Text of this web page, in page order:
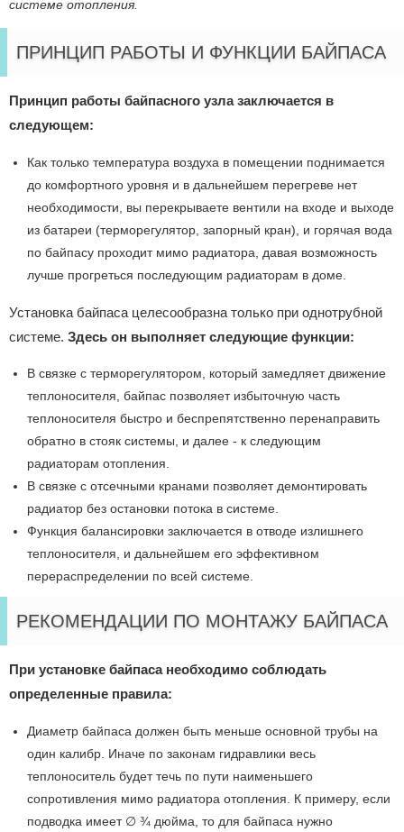
системе отопления.
ПРИНЦИП РАБОТЫ И ФУНКЦИИ БАЙПАСА
Принцип работы байпасного узла заключается в
следующем:
Как только температура воздуха в помещении поднимается
до комфортного уровня и в дальнейшем перегреве нет
необходимости, вы перекрываете вентили на входе и выходе
из батареи (терморегулятор, запорный кран), и горячая вода
по байпасу проходит мимо радиатора, давая возможность
лучше прогреться последующим радиаторам в доме.
Установка байпаса целесообразна только при однотрубной
системе. Здесь он выполняет следующие функции:
В связке с терморегулятором, который замедляет движение
теплоносителя, байпас позволяет избыточную часть
теплоносителя быстро и беспрепятственно перенаправить
обратно в стояк системы, и далее - к следующим
радиаторам отопления.
В связке с отсечными кранами позволяет демонтировать
радиатор без остановки потока в системе.
Функция балансировки заключается в отводе излишнего
теплоносителя, и дальнейшем его эффективном
перераспределении по всей системе.
РЕКОМЕНДАЦИИ ПО МОНТАЖУ БАЙПАСА
При установке байпаса необходимо соблюдать
определенные правила:
Диаметр байпаса должен быть меньше основной трубы на
один калибр. Иначе по законам гидравлики весь
теплоноситель будет течь по пути наименьшего
сопротивления мимо радиатора отопления. К примеру, если
подводка имеет ∅ ¾ дюйма, то для байпаса нужно